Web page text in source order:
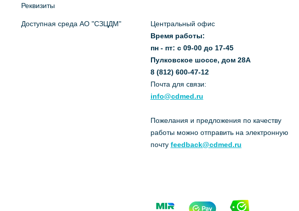
Реквизиты
Доступная среда АО "СЗЦДМ"
Центральный офис
Время работы:
пн - пт: с 09-00 до 17-45
Пулковское шоссе, дом 28А
8 (812) 600-47-12
Почта для связи:
info@cdmed.ru
Пожелания и предложения по качеству
работы можно отправить на электронную
почту feedback@cdmed.ru